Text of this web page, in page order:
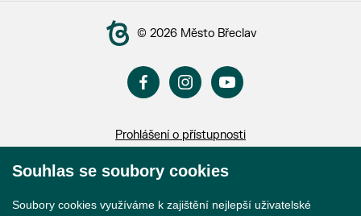
© 2026 Město Břeclav
Prohlášení o přístupnosti
GDPR
Nastavení cookies
Souhlas se soubory cookies
Soubory cookies využíváme k zajištění nejlepší uživatelské